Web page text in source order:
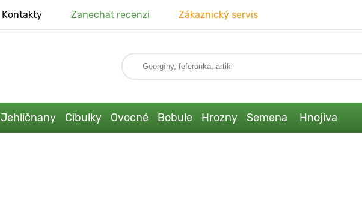
Kontakty Zanechat recenzi Zákaznický servis
Jehličnany Cibulky Ovocné Bobule Hrozny Semena Hnojiva